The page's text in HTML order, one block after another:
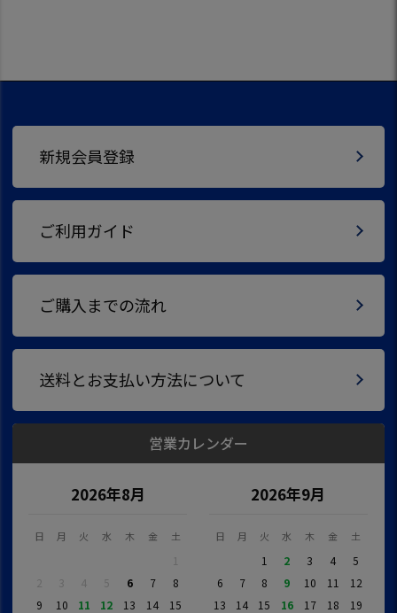
新規会員登録
ご利用ガイド
ご購入までの流れ
送料とお支払い方法について
営業カレンダー
2026年8月
日 月 火 水 木 金 土
1
2
3 4 5 6 7
8
9
10 11 12 13 14
15
2026年9月
日 月 火 水 木 金 土
1 2 3 4
5
6
7 8 9 10 11
12
13
14 15 16 17 18
19